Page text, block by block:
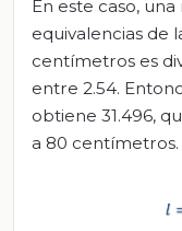
En este caso,
equivalencias de
centímetros es
entre 2.54.
obtiene 31.496,
a 80 centímetros.